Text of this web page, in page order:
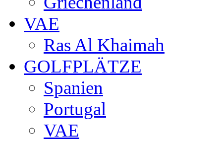
VAE
Ras Al Khaimah
GOLFPLÄTZE
Spanien
Portugal
VAE